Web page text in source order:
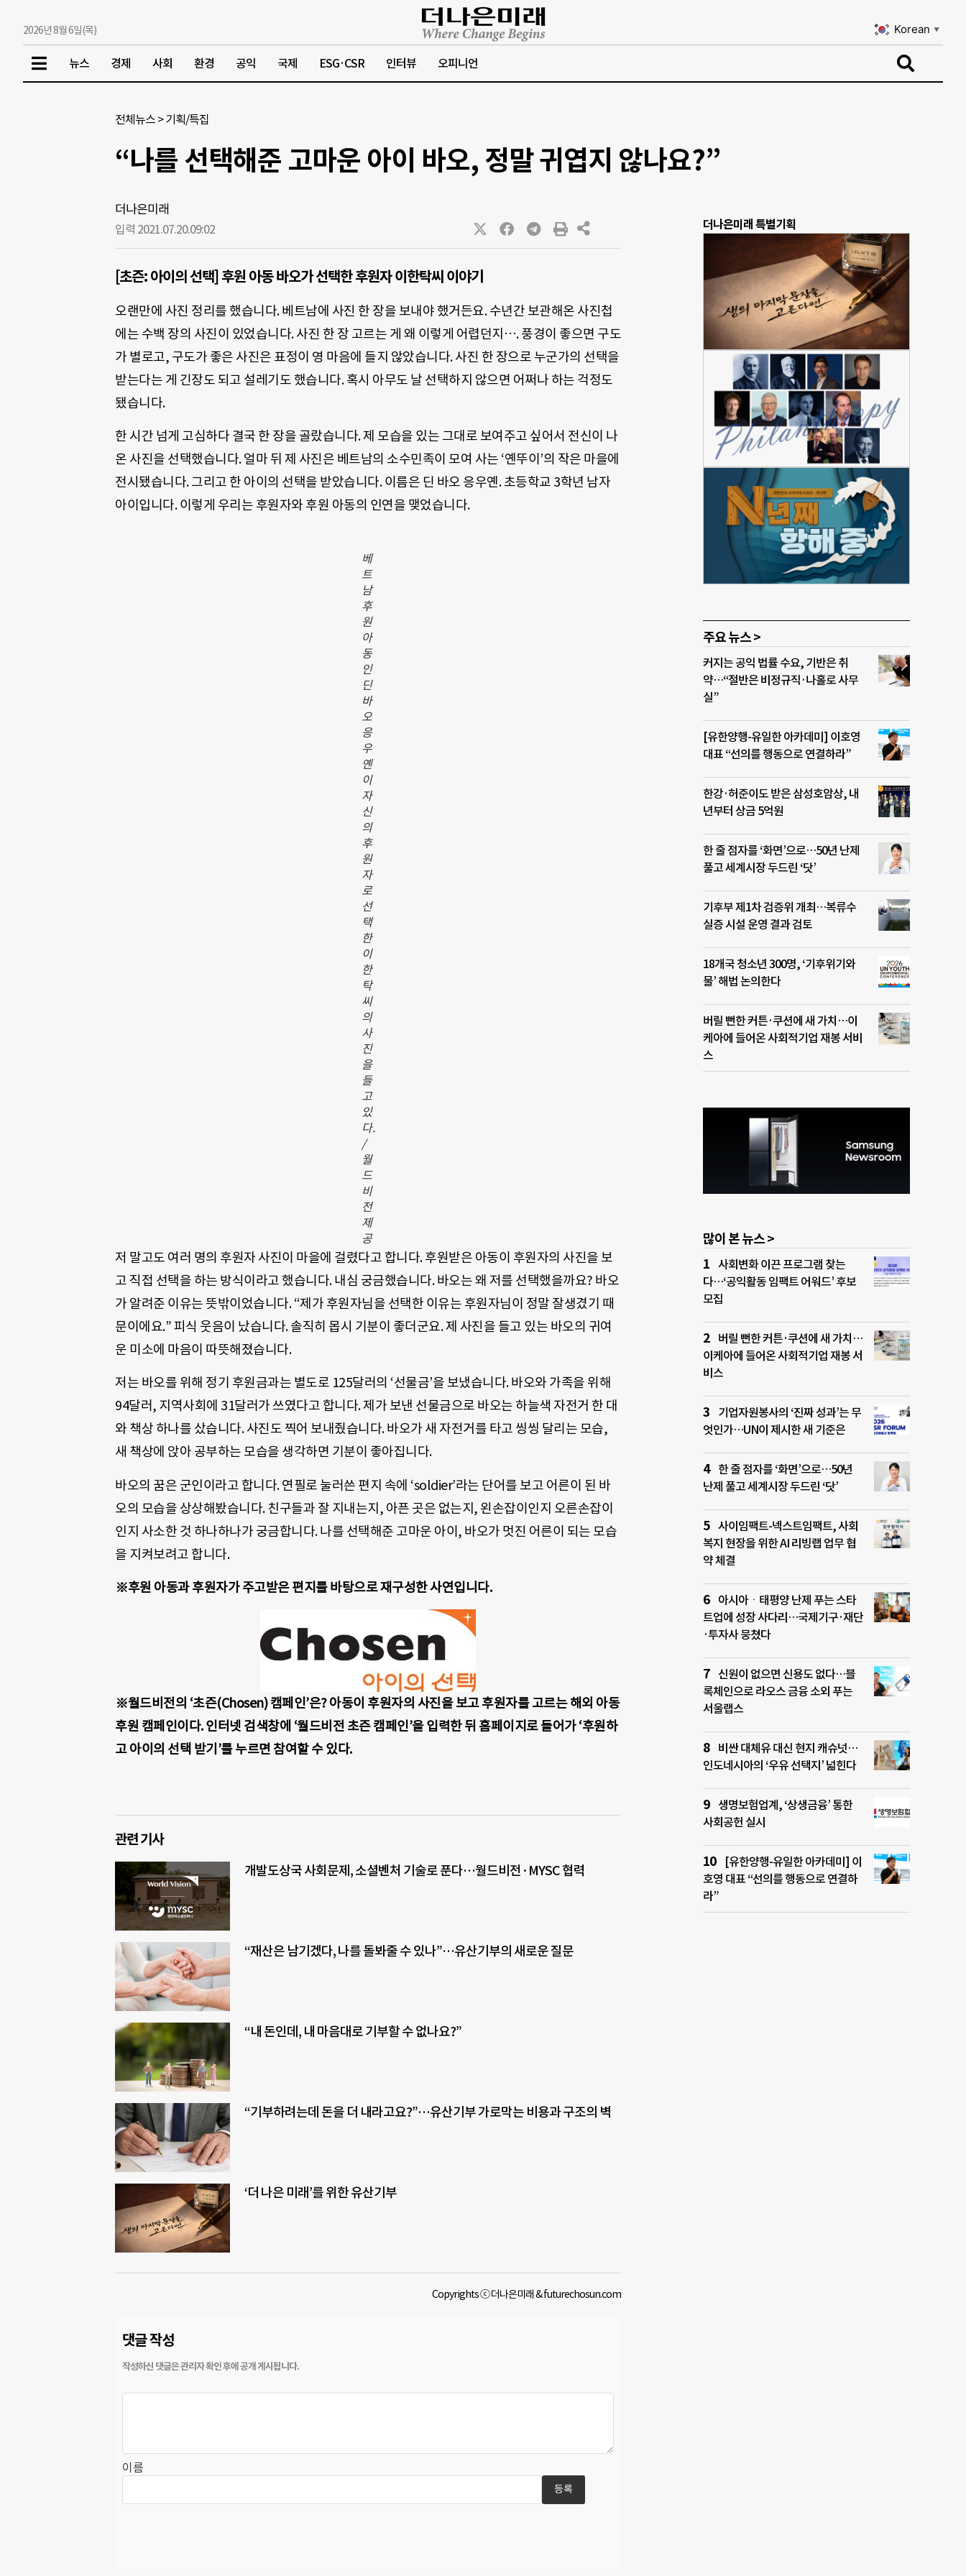
2026년 8월 6일(목) Korean ▼
뉴스 경제 사회 환경 공익 국제 ESG·CSR 인터뷰 오피니언
전체뉴스 >기획/특집
“나를 선택해준 고마운 아이 바오, 정말 귀엽지 않나요?”
더나은미래
입력 2021.07.20.09:02
[초즌: 아이의 선택] 후원 아동 바오가 선택한 후원자 이한탁씨 이야기
오랜만에 사진 정리를 했습니다. 베트남에 사진 한 장을 보내야 했거든요. 수년간 보관해온 사진첩
에는 수백 장의 사진이 있었습니다. 사진 한 장 고르는 게 왜 이렇게 어렵던지…. 풍경이 좋으면 구도
가 별로고, 구도가 좋은 사진은 표정이 영 마음에 들지 않았습니다. 사진 한 장으로 누군가의 선택을
받는다는 게 긴장도 되고 설레기도 했습니다. 혹시 아무도 날 선택하지 않으면 어쩌나 하는 걱정도
됐습니다.
한 시간 넘게 고심하다 결국 한 장을 골랐습니다. 제 모습을 있는 그대로 보여주고 싶어서 전신이 나
온 사진을 선택했습니다. 얼마 뒤 제 사진은 베트남의 소수민족이 모여 사는 ‘옌뚜이’의 작은 마을에
전시됐습니다. 그리고 한 아이의 선택을 받았습니다. 이름은 딘 바오 응우옌. 초등학교 3학년 남자
아이입니다. 이렇게 우리는 후원자와 후원 아동의 인연을 맺었습니다.
베
트
남
후
원
아
동
인
딘
바
오
응
우
옌
이
자
신
의
후
원
자
로
선
택
한
이
한
탁
씨
의
사
진
을
들
고
있
다.
/
월
드
비
전
제
공
저 말고도 여러 명의 후원자 사진이 마을에 걸렸다고 합니다. 후원받은 아동이 후원자의 사진을 보
고 직접 선택을 하는 방식이라고 했습니다. 내심 궁금했습니다. 바오는 왜 저를 선택했을까요? 바오
가 알려준 이유는 뜻밖이었습니다. “제가 후원자님을 선택한 이유는 후원자님이 정말 잘생겼기 때
문이에요.” 피식 웃음이 났습니다. 솔직히 몹시 기분이 좋더군요. 제 사진을 들고 있는 바오의 귀여
운 미소에 마음이 따뜻해졌습니다.
저는 바오를 위해 정기 후원금과는 별도로 125달러의 ‘선물금’을 보냈습니다. 바오와 가족을 위해
94달러, 지역사회에 31달러가 쓰였다고 합니다. 제가 보낸 선물금으로 바오는 하늘색 자전거 한 대
와 책상 하나를 샀습니다. 사진도 찍어 보내줬습니다. 바오가 새 자전거를 타고 씽씽 달리는 모습,
새 책상에 앉아 공부하는 모습을 생각하면 기분이 좋아집니다.
바오의 꿈은 군인이라고 합니다. 연필로 눌러쓴 편지 속에 ‘soldier’라는 단어를 보고 어른이 된 바
오의 모습을 상상해봤습니다. 친구들과 잘 지내는지, 아픈 곳은 없는지, 왼손잡이인지 오른손잡이
인지 사소한 것 하나하나가 궁금합니다. 나를 선택해준 고마운 아이, 바오가 멋진 어른이 되는 모습
을 지켜보려고 합니다.
※후원 아동과 후원자가 주고받은 편지를 바탕으로 재구성한 사연입니다.
※월드비전의 ‘초즌(Chosen) 캠페인’은? 아동이 후원자의 사진을 보고 후원자를 고르는 해외 아동
후원 캠페인이다. 인터넷 검색창에 ‘월드비전 초즌 캠페인’을 입력한 뒤 홈페이지로 들어가 ‘후원하
고 아이의 선택 받기’를 누르면 참여할 수 있다.
관련 기사
개발도상국 사회문제, 소셜벤처 기술로 푼다…월드비전·MYSC 협력
“재산은 남기겠다, 나를 돌봐줄 수 있나”…유산기부의 새로운 질문
“내 돈인데, 내 마음대로 기부할 수 없나요?”
“기부하려는데 돈을 더 내라고요?”…유산기부 가로막는 비용과 구조의 벽
‘더 나은 미래’를 위한 유산기부
Copyrights ⓒ 더나은미래 & futurechosun.com
댓글 작성
이름
더나은미래 특별기획
주요 뉴스 >
커지는 공익 법률 수요, 기반은 취
약…“절반은 비정규직·나홀로 사무
실”
[유한양행-유일한 아카데미] 이호영
대표 “선의를 행동으로 연결하라”
한강·허준이도 받은 삼성호암상, 내
년부터 상금 5억원
한 줄 점자를 ‘화면’으로…50년 난제
풀고 세계시장 두드린 ‘닷’
기후부 제1차 검증위 개최…복류수
실증 시설 운영 결과 검토
18개국 청소년 300명, ‘기후위기와
물’ 해법 논의한다
버릴 뻔한 커튼·쿠션에 새 가치…이
케아에 들어온 사회적기업 재봉 서비
스
많이 본 뉴스 >
사회변화 이끈 프로그램 찾는
다…‘공익활동 임팩트 어워드’ 후보
모집
버릴 뻔한 커튼·쿠션에 새 가치…
이케아에 들어온 사회적기업 재봉 서
비스
기업자원봉사의 ‘진짜 성과’는 무
엇인가…UN이 제시한 새 기준은
한 줄 점자를 ‘화면’으로…50년
난제 풀고 세계시장 두드린 ‘닷’
사이임팩트-넥스트임팩트, 사회
복지 현장을 위한 AI 리빙랩 업무 협
약 체결
아시아ㆍ태평양 난제 푸는 스타
트업에 성장 사다리…국제기구·재단
·투자사 뭉쳤다
신원이 없으면 신용도 없다…블
록체인으로 라오스 금융 소외 푸는
서울랩스
비싼 대체유 대신 현지 캐슈넛…
인도네시아의 ‘우유 선택지’ 넓힌다
생명보험업계, ‘상생금융’ 통한
사회공헌 실시
[유한양행-유일한 아카데미] 이
호영 대표 “선의를 행동으로 연결하
라”